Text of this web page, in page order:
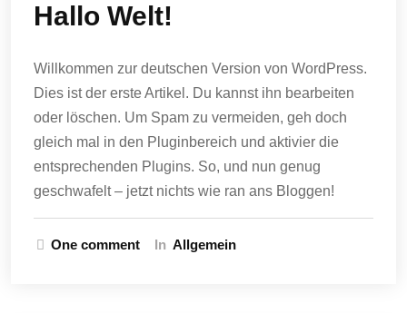
Hallo Welt!
Willkommen zur deutschen Version von WordPress.
Dies ist der erste Artikel. Du kannst ihn bearbeiten
oder löschen. Um Spam zu vermeiden, geh doch
gleich mal in den Pluginbereich und aktivier die
entsprechenden Plugins. So, und nun genug
geschwafelt – jetzt nichts wie ran ans Bloggen!
One comment In Allgemein